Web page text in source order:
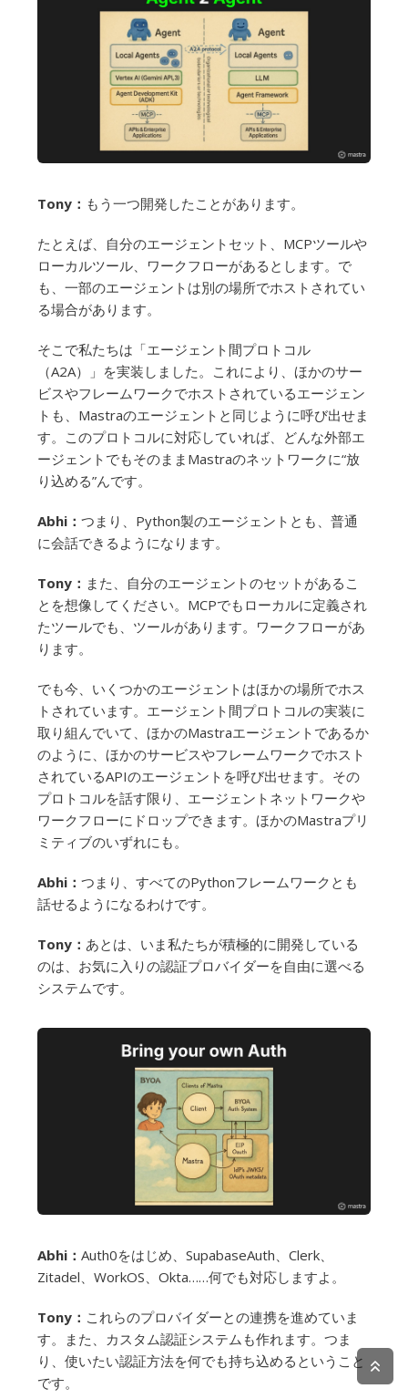
Tony： もう一つ開発したことがあります。
たとえば、自分のエージェントセット、MCPツールや
ローカルツール、ワークフローがあるとします。で
も、一部のエージェントは別の場所でホストされてい
る場合があります。
そこで私たちは「エージェント間プロトコル
（A2A）」を実装しました。これにより、ほかのサー
ビスやフレームワークでホストされているエージェン
トも、Mastraのエージェントと同じように呼び出せま
す。このプロトコルに対応していれば、どんな外部エ
ージェントでもそのままMastraのネットワークに“放
り込める”んです。
Abhi： つまり、Python製のエージェントとも、普通
に会話できるようになります。
Tony： また、自分のエージェントのセットがあるこ
とを想像してください。MCPでもローカルに定義され
たツールでも、ツールがあります。ワークフローがあ
ります。
でも今、いくつかのエージェントはほかの場所でホス
トされています。エージェント間プロトコルの実装に
取り組んでいて、ほかのMastraエージェントであるか
のように、ほかのサービスやフレームワークでホスト
されているAPIのエージェントを呼び出せます。その
プロトコルを話す限り、エージェントネットワークや
ワークフローにドロップできます。ほかのMastraプリ
ミティブのいずれにも。
Abhi： つまり、すべてのPythonフレームワークとも
話せるようになるわけです。
Tony： あとは、いま私たちが積極的に開発している
のは、お気に入りの認証プロバイダーを自由に選べる
システムです。
Abhi： Auth0をはじめ、SupabaseAuth、Clerk、
Zitadel、WorkOS、Okta……何でも対応しますよ。
Tony： これらのプロバイダーとの連携を進めていま
す。また、カスタム認証システムも作れます。つま
り、使いたい認証方法を何でも持ち込めるということ
です。